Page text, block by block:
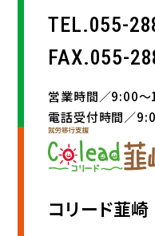
TEL.055-
FAX.055-
営業時間／9:00
電話受付時間／
コリード韮崎